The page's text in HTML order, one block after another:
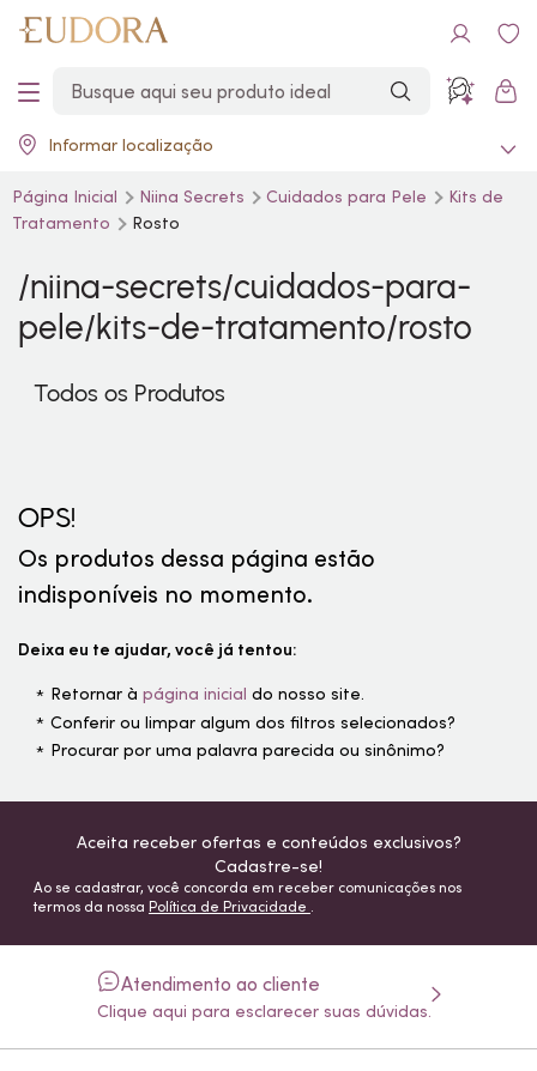
Informar localização
Página Inicial Niina Secrets Cuidados para Pele
Kits de
Tratamento
Rosto
/niina-secrets/cuidados-para-
pele/kits-de-tratamento/rosto
Todos os Produtos
OPS!
Os produtos dessa página estão
indisponíveis no momento.
Deixa eu te ajudar, você já tentou:
Retornar àpágina inicial do nosso site.
Conferir ou limpar algum dos filtros selecionados?
Procurar por uma palavra parecida ou sinônimo?
Aceita receber ofertas e conteúdos exclusivos?
Cadastre-se!
Ao se cadastrar, você concorda em receber comunicações nos
termos da nossa Política de Privacidade .
Atendimento ao cliente
Clique aqui para esclarecer suas dúvidas.